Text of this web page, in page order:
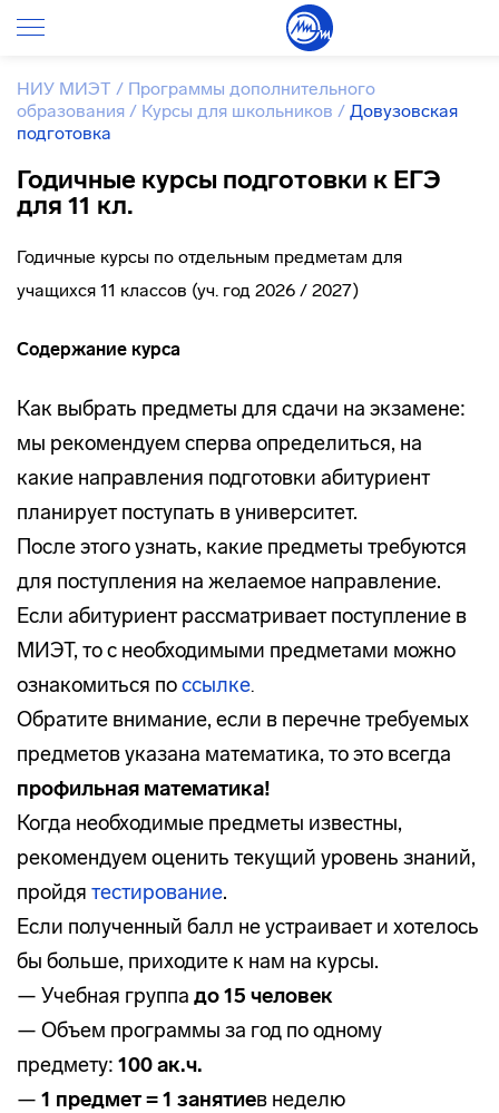
НИУ МИЭТ / Программы дополнительного
образования / Курсы для школьников / Довузовская
подготовка
Годичные курсы подготовки к ЕГЭ
для 11 кл.
Годичные курсы по отдельным предметам для
учащихся 11 классов (уч. год 2026 / 2027)
Содержание курса
Как выбрать предметы для сдачи на экзамене:
мы рекомендуем сперва определиться, на
какие направления подготовки абитуриент
планирует поступать в университет.
После этого узнать, какие предметы требуются
для поступления на желаемое направление.
Если абитуриент рассматривает поступление в
МИЭТ, то с необходимыми предметами можно
ознакомиться поссылке.
Обратите внимание, если в перечне требуемых
предметов указана математика, то это всегда
профильная математика!
Когда необходимые предметы известны,
рекомендуем оценить текущий уровень знаний,
пройдя тестирование.
Если полученный балл не устраивает и хотелось
бы больше, приходите к нам на курсы.
— Учебная группа до 15 человек
— Объем программы за год по одному
предмету: 100 ак.ч.
— 1 предмет = 1 занятиев неделю